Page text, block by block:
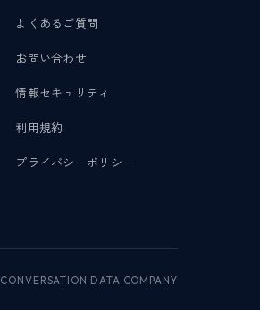
よくあるご質問
お問い合わせ
情報セキュリティ
利用規約
プライバシーポリシー
CONVERSATION DATA COMPANY